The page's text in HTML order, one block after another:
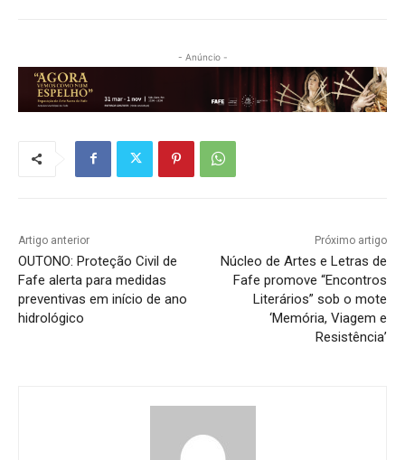
- Anúncio -
Artigo anterior
OUTONO: Proteção Civil de
Fafe alerta para medidas
preventivas em início de ano
hidrológico
Próximo artigo
Núcleo de Artes e Letras de
Fafe promove “Encontros
Literários” sob o mote
‘Memória, Viagem e
Resistência’